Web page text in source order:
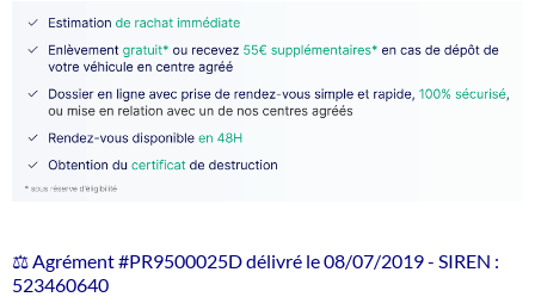
⚖️ Agrément #PR9500025D délivré le 08/07/2019 - SIREN :
523460640